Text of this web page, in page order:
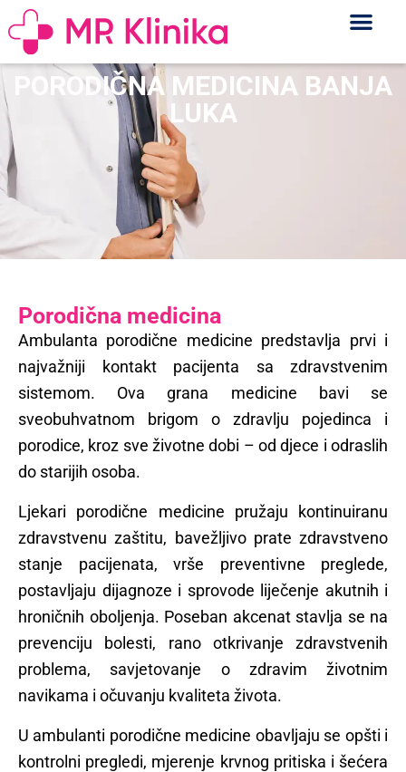
PORODIČNA MEDICINA BANJA
LUKA
Porodična medicina
Ambulanta porodične medicine predstavlja prvi i
najvažniji kontakt pacijenta sa zdravstvenim
sistemom. Ova grana medicine bavi se
sveobuhvatnom brigom o zdravlju pojedinca i
porodice, kroz sve životne dobi – od djece i odraslih
do starijih osoba.
Ljekari porodične medicine pružaju kontinuiranu
zdravstvenu zaštitu, bavežljivo prate zdravstveno
stanje pacijenata, vrše preventivne preglede,
postavljaju dijagnoze i sprovode liječenje akutnih i
hroničnih oboljenja. Poseban akcenat stavlja se na
prevenciju bolesti, rano otkrivanje zdravstvenih
problema, savjetovanje o zdravim životnim
navikama i očuvanju kvaliteta života.
U ambulanti porodične medicine obavljaju se opšti i
kontrolni pregledi, mjerenje krvnog pritiska i šećera